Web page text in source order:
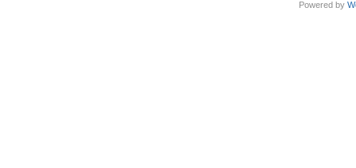
Powered by